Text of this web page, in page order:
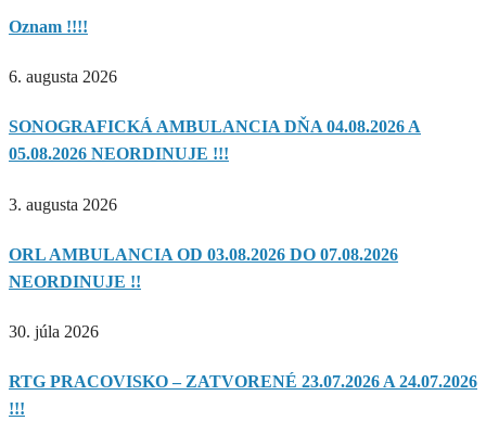
Oznam !!!!
6. augusta 2026
SONOGRAFICKÁ AMBULANCIA DŇA 04.08.2026 A
05.08.2026 NEORDINUJE !!!
3. augusta 2026
ORL AMBULANCIA OD 03.08.2026 DO 07.08.2026
NEORDINUJE !!
30. júla 2026
RTG PRACOVISKO – ZATVORENÉ 23.07.2026 A 24.07.2026
!!!